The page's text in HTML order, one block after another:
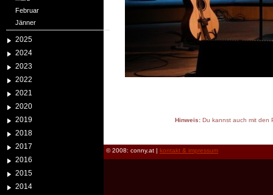
Februar
Jänner
2025
2024
2023
2022
2021
2020
2019
2018
2017
2016
2015
2014
Hinweis:Du kannst auch mit den
© 2008: conny.at | kontakt & impressum